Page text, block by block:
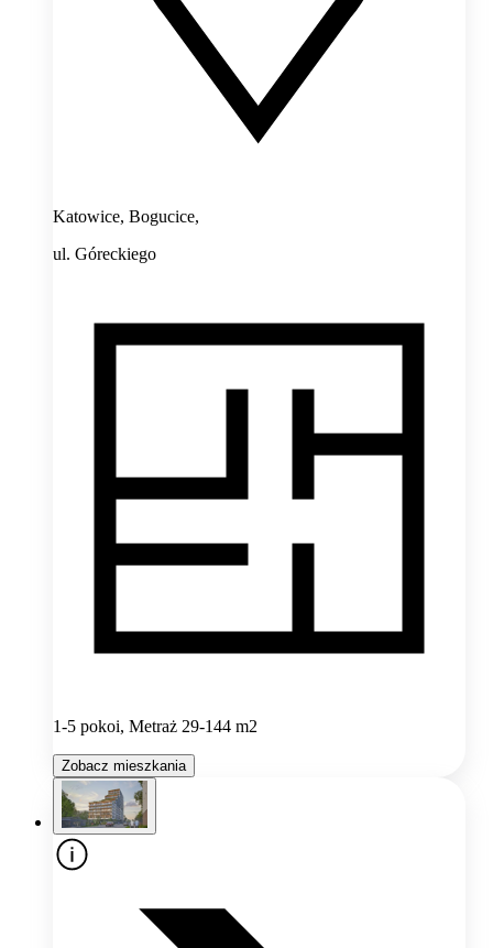
Katowice, Bogucice,
ul. Góreckiego
1-5 pokoi, Metraż 29-144 m2
Zobacz mieszkania